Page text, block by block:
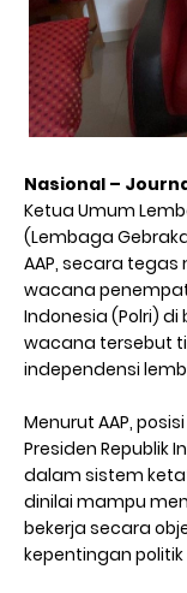
Nasional –
Ketua Umum
(Lembaga
AAP, secara
wacana
Indonesia (Polri)
wacana tersebut
independensi
Menurut AAP,
Presiden Republik
dalam sistem
dinilai mampu
bekerja secara
kepentingan politik